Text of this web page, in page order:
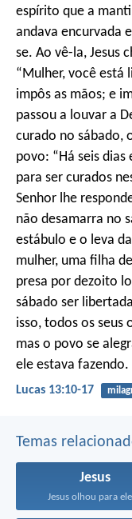
espírito que a
andava encurvada
se. Ao vê-la, Jesus
“Mulher, você está
impôs as mãos; e
passou a louvar a
curado no sábado,
povo: “Há seis dias
para ser curados
Senhor lhe
não desamarra no
estábulo e o leva
mulher, uma filha
presa por dezoito
sábado ser
isso, todos os seus
mas o povo se
ele estava fazendo.
Lucas 13:10-17
Temas
Jesus
Jesus olhou para